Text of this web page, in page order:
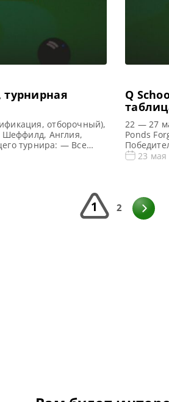
турнирная
отборочный),
Шеффилд, Англия,
турнира: — Все
фонд Q School 3
Q
22 — 27
Ponds
23 мая
1 2